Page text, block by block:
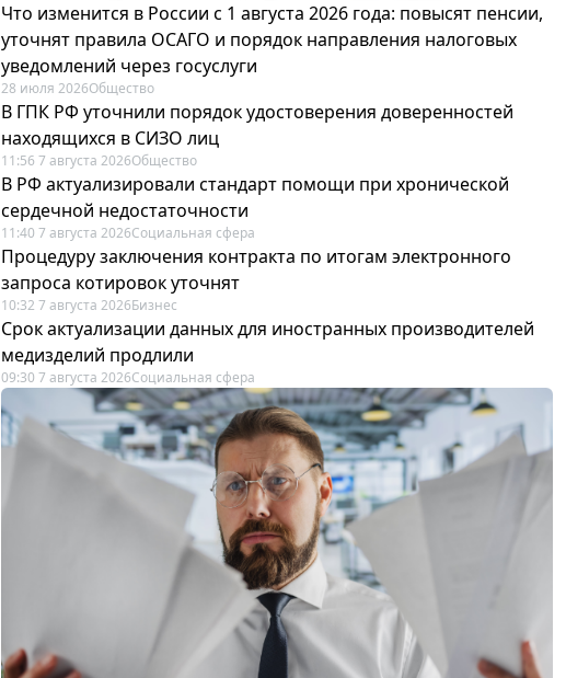
Что изменится в России с 1 августа 2026 года: повысят пенсии,
уточнят правила ОСАГО и порядок направления налоговых
уведомлений через госуслуги
28 июля 2026Общество
В ГПК РФ уточнили порядок удостоверения доверенностей
находящихся в СИЗО лиц
11:56 7 августа 2026Общество
В РФ актуализировали стандарт помощи при хронической
сердечной недостаточности
11:40 7 августа 2026Социальная сфера
Процедуру заключения контракта по итогам электронного
запроса котировок уточнят
10:32 7 августа 2026Бизнес
Срок актуализации данных для иностранных производителей
медизделий продлили
09:30 7 августа 2026Социальная сфера